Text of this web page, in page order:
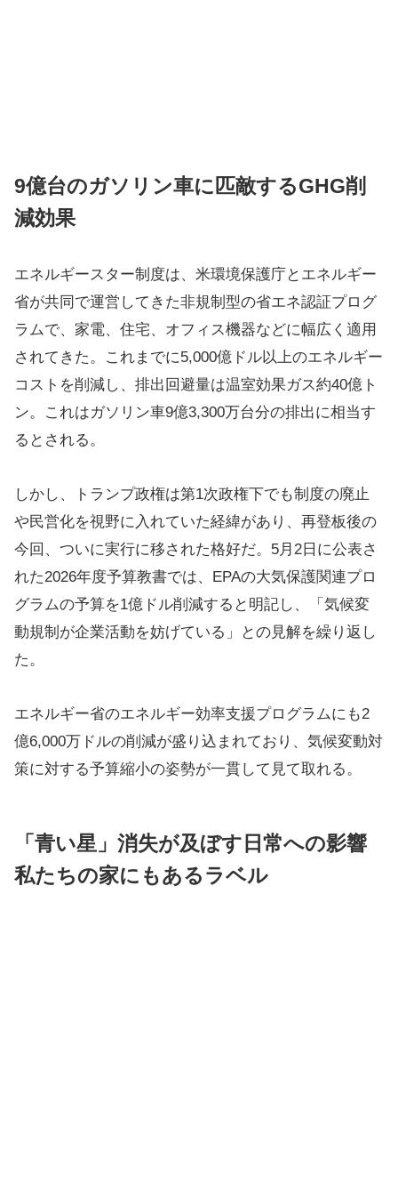
9億台のガソリン車に匹敵するGHG削
減効果
エネルギースター制度は、米環境保護庁とエネルギー
省が共同で運営してきた非規制型の省エネ認証プログ
ラムで、家電、住宅、オフィス機器などに幅広く適用
されてきた。これまでに5,000億ドル以上のエネルギー
コストを削減し、排出回避量は温室効果ガス約40億ト
ン。これはガソリン車9億3,300万台分の排出に相当す
るとされる。
しかし、トランプ政権は第1次政権下でも制度の廃止
や民営化を視野に入れていた経緯があり、再登板後の
今回、ついに実行に移された格好だ。5月2日に公表さ
れた2026年度予算教書では、EPAの大気保護関連プロ
グラムの予算を1億ドル削減すると明記し、「気候変
動規制が企業活動を妨げている」との見解を繰り返し
た。
エネルギー省のエネルギー効率支援プログラムにも2
億6,000万ドルの削減が盛り込まれており、気候変動対
策に対する予算縮小の姿勢が一貫して見て取れる。
「青い星」消失が及ぼす日常への影響
私たちの家にもあるラベル